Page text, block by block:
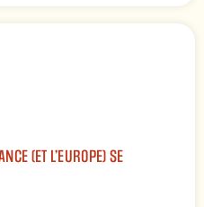
(ET L’EUROPE) SE